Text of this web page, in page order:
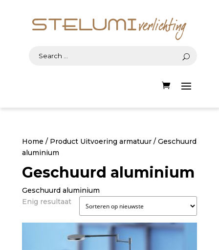
Home / Product Uitvoering armatuur / Geschuurd
aluminium
Geschuurd aluminium
Geschuurd aluminium
Enig resultaat